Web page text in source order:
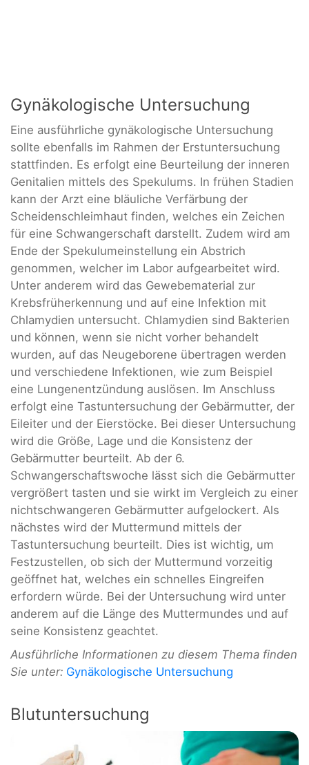
Gynäkologische Untersuchung
Eine ausführliche gynäkologische Untersuchung
sollte ebenfalls im Rahmen der Erstuntersuchung
stattfinden. Es erfolgt eine Beurteilung der inneren
Genitalien mittels des Spekulums. In frühen Stadien
kann der Arzt eine bläuliche Verfärbung der
Scheidenschleimhaut finden, welches ein Zeichen
für eine Schwangerschaft darstellt. Zudem wird am
Ende der Spekulumeinstellung ein Abstrich
genommen, welcher im Labor aufgearbeitet wird.
Unter anderem wird das Gewebematerial zur
Krebsfrüherkennung und auf eine Infektion mit
Chlamydien untersucht. Chlamydien sind Bakterien
und können, wenn sie nicht vorher behandelt
wurden, auf das Neugeborene übertragen werden
und verschiedene Infektionen, wie zum Beispiel
eine Lungenentzündung auslösen. Im Anschluss
erfolgt eine Tastuntersuchung der Gebärmutter, der
Eileiter und der Eierstöcke. Bei dieser Untersuchung
wird die Größe, Lage und die Konsistenz der
Gebärmutter beurteilt. Ab der 6.
Schwangerschaftswoche lässt sich die Gebärmutter
vergrößert tasten und sie wirkt im Vergleich zu einer
nichtschwangeren Gebärmutter aufgelockert. Als
nächstes wird der Muttermund mittels der
Tastuntersuchung beurteilt. Dies ist wichtig, um
Festzustellen, ob sich der Muttermund vorzeitig
geöffnet hat, welches ein schnelles Eingreifen
erfordern würde. Bei der Untersuchung wird unter
anderem auf die Länge des Muttermundes und auf
seine Konsistenz geachtet.
Ausführliche Informationen zu diesem Thema finden
Sie unter: Gynäkologische Untersuchung
Blutuntersuchung